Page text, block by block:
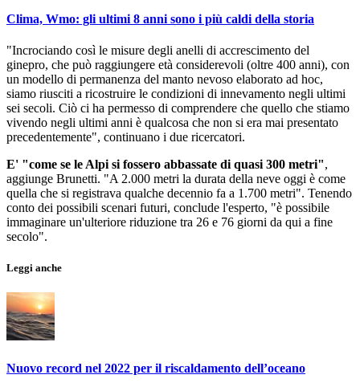
Clima, Wmo: gli ultimi 8 anni sono i più caldi della storia
"Incrociando così le misure degli anelli di accrescimento del
ginepro, che può raggiungere età considerevoli (oltre 400 anni), con
un modello di permanenza del manto nevoso elaborato ad hoc,
siamo riusciti a ricostruire le condizioni di innevamento negli ultimi
sei secoli. Ciò ci ha permesso di comprendere che quello che stiamo
vivendo negli ultimi anni è qualcosa che non si era mai presentato
precedentemente", continuano i due ricercatori.
E' "come se le Alpi si fossero abbassate di quasi 300 metri",
aggiunge Brunetti. "A 2.000 metri la durata della neve oggi è come
quella che si registrava qualche decennio fa a 1.700 metri". Tenendo
conto dei possibili scenari futuri, conclude l'esperto, "è possibile
immaginare un'ulteriore riduzione tra 26 e 76 giorni da qui a fine
secolo".
Leggi anche
Nuovo record nel 2022 per il riscaldamento dell’oceano